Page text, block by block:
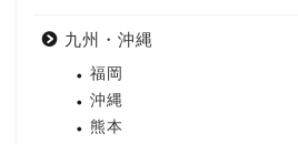
九州・沖縄
福岡
沖縄
熊本